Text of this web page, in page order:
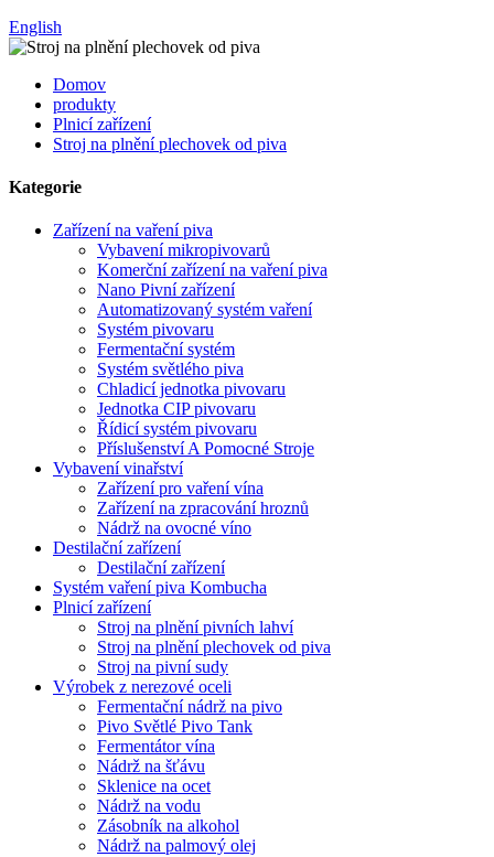
English
Domov
produkty
Plnicí zařízení
Stroj na plnění plechovek od piva
Kategorie
Zařízení na vaření piva
Vybavení mikropivovarů
Komerční zařízení na vaření piva
Nano Pivní zařízení
Automatizovaný systém vaření
Systém pivovaru
Fermentační systém
Systém světlého piva
Chladicí jednotka pivovaru
Jednotka CIP pivovaru
Řídicí systém pivovaru
Příslušenství A Pomocné Stroje
Vybavení vinařství
Zařízení pro vaření vína
Zařízení na zpracování hroznů
Nádrž na ovocné víno
Destilační zařízení
Destilační zařízení
Systém vaření piva Kombucha
Plnicí zařízení
Stroj na plnění pivních lahví
Stroj na plnění plechovek od piva
Stroj na pivní sudy
Výrobek z nerezové oceli
Fermentační nádrž na pivo
Pivo Světlé Pivo Tank
Fermentátor vína
Nádrž na šťávu
Sklenice na ocet
Nádrž na vodu
Zásobník na alkohol
Nádrž na palmový olej